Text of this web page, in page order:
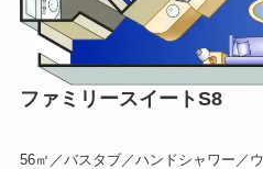
ファミリースイートS8
56㎡／バスタブ／ハンドシャワー／